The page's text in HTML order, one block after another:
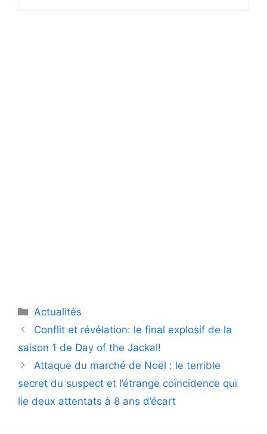
Catégories
Actualités
Conflit et révélation: le final explosif de la
saison 1 de Day of the Jackal!
Attaque du marché de Noël : le terrible
secret du suspect et l’étrange coïncidence qui
lie deux attentats à 8 ans d’écart